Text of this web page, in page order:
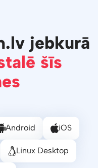
jebkurā
šīs
Android iOS
Linux Desktop